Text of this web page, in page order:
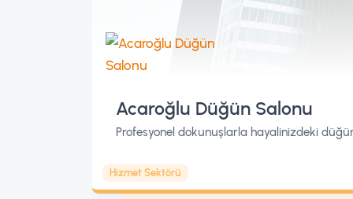
Hizmet Sektörü
Acaroğlu Düğün Salonu
Profesyonel dokunuşlarla hayalinizdeki